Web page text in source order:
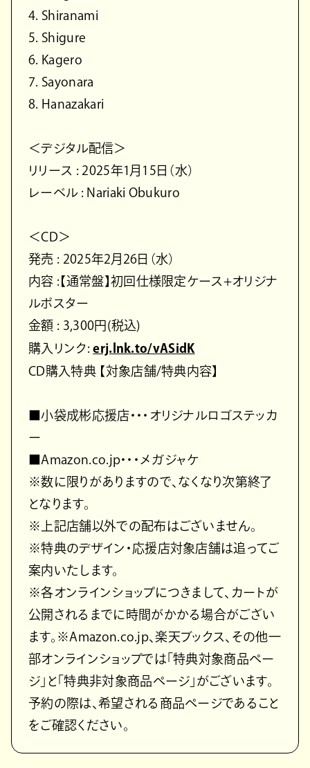
4. Shiranami
5. Shigure
6. Kagero
7. Sayonara
8. Hanazakari
＜デジタル配信＞
リリース : 2025年1月15日（水）
レーベル : Nariaki Obukuro
＜CD＞
発売 : 2025年2月26日（水）
内容 :【通常盤】初回仕様限定ケース+オリジナ
ルポスター
金額 : 3,300円(税込)
購入リンク:erj.lnk.to/vASidK
CD購入特典 【対象店舗/特典内容】
■小袋成彬応援店・・・オリジナルロゴステッカ
ー
■Amazon.co.jp・・・メガジャケ
※数に限りがありますので、なくなり次第終了
となります。
※上記店舗以外での配布はございません。
※特典のデザイン・応援店対象店舗は追ってご
案内いたします。
※各オンラインショップにつきまして、カートが
公開されるまでに時間がかかる場合がござい
ます。※Amazon.co.jp、楽天ブックス、その他一
部オンラインショップでは「特典対象商品ペー
ジ」と「特典非対象商品ページ」がございます。
予約の際は、希望される商品ページであること
をご確認ください。